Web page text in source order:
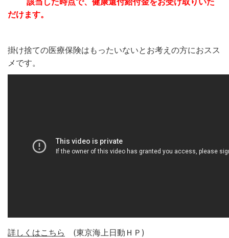
だけます。
掛け捨ての医療保険はもったいないとお考えの方におスス
メです。
詳しくはこちら (東京海上日動ＨＰ)